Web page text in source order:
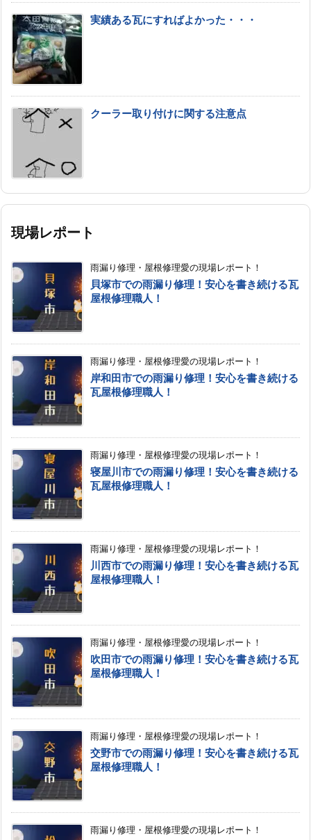
実績ある瓦にすればよかった・・・
クーラー取り付けに関する注意点
現場レポート
雨漏り修理・屋根修理愛の現場レポート！
貝塚市での雨漏り修理！安心を書き続ける瓦
屋根修理職人！
雨漏り修理・屋根修理愛の現場レポート！
岸和田市での雨漏り修理！安心を書き続ける
瓦屋根修理職人！
雨漏り修理・屋根修理愛の現場レポート！
寝屋川市での雨漏り修理！安心を書き続ける
瓦屋根修理職人！
雨漏り修理・屋根修理愛の現場レポート！
川西市での雨漏り修理！安心を書き続ける瓦
屋根修理職人！
雨漏り修理・屋根修理愛の現場レポート！
吹田市での雨漏り修理！安心を書き続ける瓦
屋根修理職人！
雨漏り修理・屋根修理愛の現場レポート！
交野市での雨漏り修理！安心を書き続ける瓦
屋根修理職人！
雨漏り修理・屋根修理愛の現場レポート！